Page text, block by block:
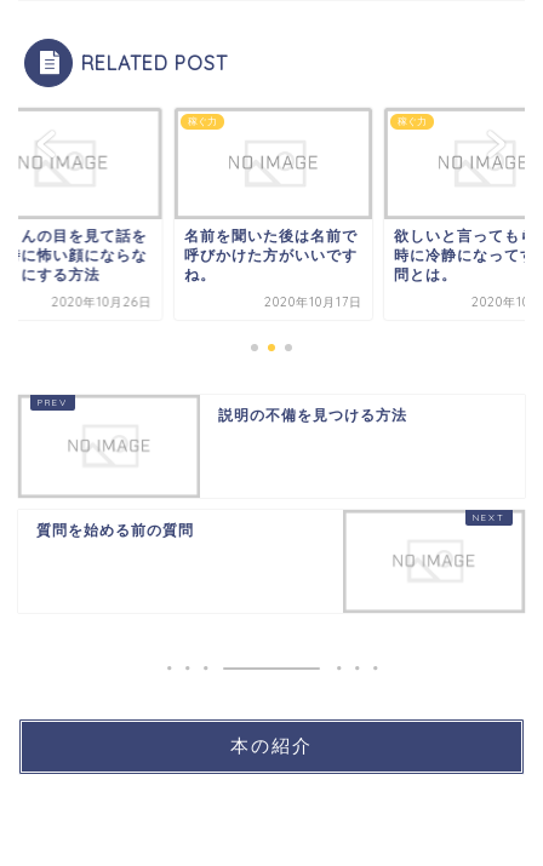
RELATED POST
さんの目を見て話を
時に怖い顔にならな
うにする方法
2020年10月26日
稼ぐ力
名前を聞いた後は名前で
呼びかけた方がいいです
ね。
2020年10月17日
稼ぐ力
欲しいと言ってもら
時に冷静になってす
問とは。
2020年10
説明の不備を見つける方法
質問を始める前の質問
本の紹介